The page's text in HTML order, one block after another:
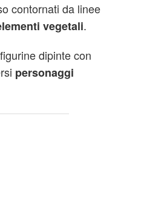
contornati da linee
vegetali.
dipinte con
personaggi